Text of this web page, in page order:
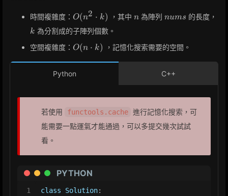
時間複雜度： O(n^2
\cdot
k)
O(n2 ⋅ k) ，其中 n
n為陣列 nums
nums 的長度，
k 為分割成的子陣列個數。
空間複雜度： O(n
\cdot
k)
O(n ⋅ k) ，記憶化搜索需要的空間。
Python C++
若使用 functools.cache 進行記憶化搜索，可
能需要一點運氣才能通過，可以多提交幾次試試
看。
PYTHON
1
class Solution: